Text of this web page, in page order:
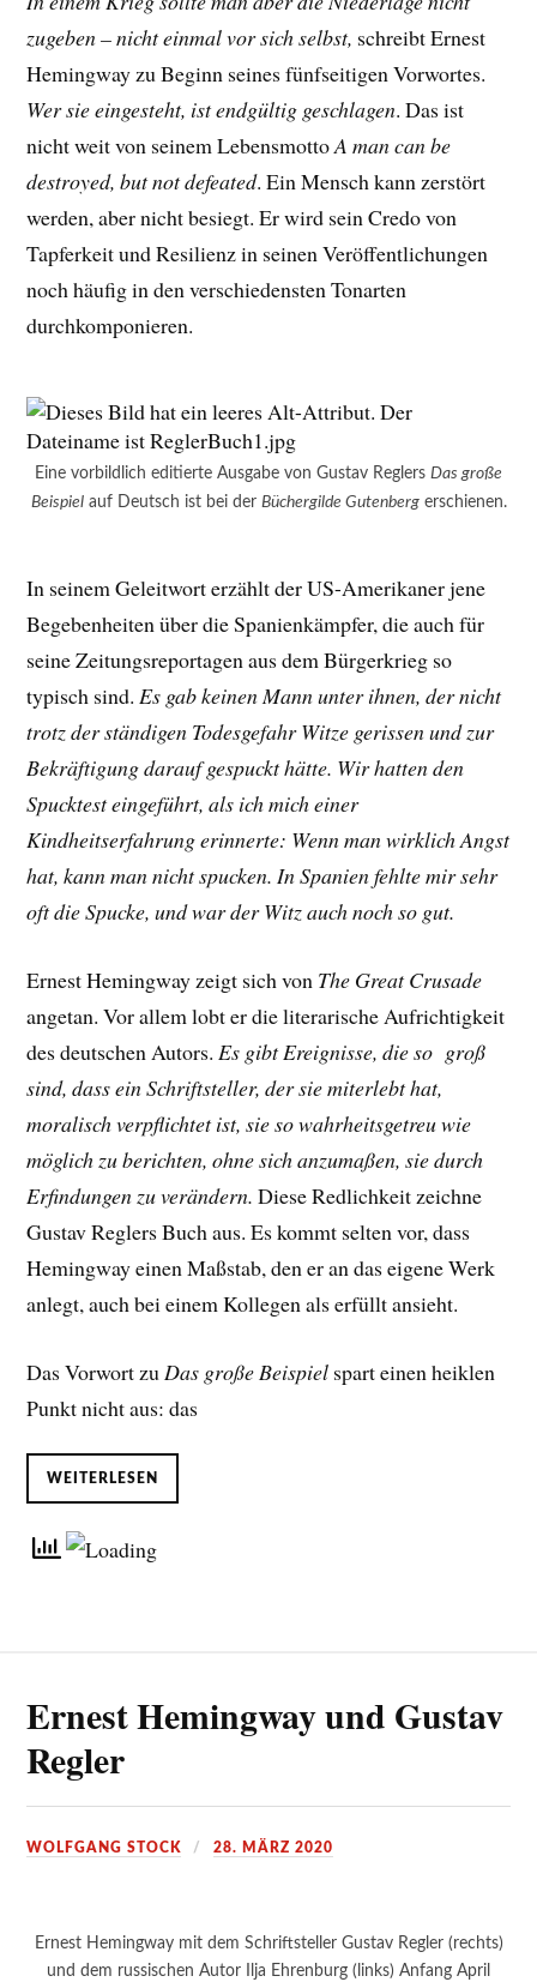
zugeben – nicht einmal vor sich selbst, schreibt Ernest
Hemingway zu Beginn seines fünfseitigen Vorwortes.
Wer sie eingesteht, ist endgültig geschlagen. Das ist
nicht weit von seinem LebensmottoA man can be
destroyed, but not defeated. Ein Mensch kann zerstört
werden, aber nicht besiegt. Er wird sein Credo von
Tapferkeit und Resilienz in seinen Veröffentlichungen
noch häufig in den verschiedensten Tonarten
durchkomponieren.
Eine vorbildlich editierte Ausgabe von Gustav Reglers Das große
Beispielauf Deutsch ist bei der Büchergilde Gutenbergerschienen.
In seinem Geleitwort erzählt der US-Amerikaner jene
Begebenheiten über die Spanienkämpfer, die auch für
seine Zeitungsreportagen aus dem Bürgerkrieg so
typisch sind.Es gab keinen Mann unter ihnen, der nicht
trotz der ständigen Todesgefahr Witze gerissen und zur
Bekräftigung darauf gespuckt hätte. Wir hatten den
Spucktest eingeführt, als ich mich einer
Kindheitserfahrung erinnerte: Wenn man wirklich Angst
hat, kann man nicht spucken. In Spanien fehlte mir sehr
oft die Spucke, und war der Witz auch noch so gut.
Ernest Hemingway zeigt sich von The Great Crusade
angetan. Vor allem lobt er die literarische Aufrichtigkeit
des deutschen Autors.Es gibt Ereignisse, die so groß
sind, dass ein Schriftsteller, der sie miterlebt hat,
moralisch verpflichtet ist, sie so wahrheitsgetreu wie
möglich zu berichten, ohne sich anzumaßen, sie durch
Erfindungen zu verändern.Diese Redlichkeit zeichne
Gustav Reglers Buch aus. Es kommt selten vor, dass
Hemingway einen Maßstab, den er an das eigene Werk
anlegt, auch bei einem Kollegen als erfüllt ansieht.
Das Vorwort zu Das große Beispiel spart einen heiklen
Punkt nicht aus: das
WEITERLESEN
Ernest Hemingway und Gustav
Regler
WOLFGANG STOCK 28. MÄRZ 2020
Ernest Hemingway mit dem Schriftsteller Gustav Regler (rechts)
und dem russischen Autor Ilja Ehrenburg (links) Anfang April